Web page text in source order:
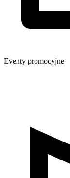
Eventy promocyjne